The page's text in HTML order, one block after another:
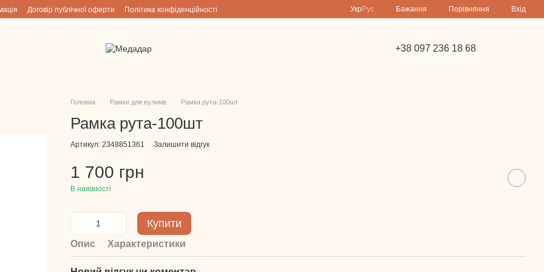
Договір публічної оферти Політика конфіденційності УкрРус Бажання Порівняння Вхід
+38 097 236 18 68
Головна Рамки для вуликів Рамка рута-100шт
Рамка рута-100шт
Артикул: 2348851361 Залишити відгук
1 700 грн
В наявності
Купити
Опис Характеристики